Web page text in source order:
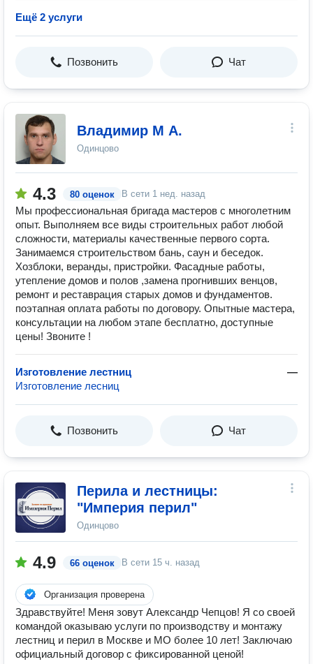
Ещё 2 услуги
Позвонить Чат
Владимир М А.
Одинцово
4.3 80 оценок В сети 1 нед. назад
Мы профессиональная бригада мастеров с многолетним
опыт. Выполняем все виды строительных работ любой
сложности, материалы качественные первого сорта.
Занимаемся строительством бань, саун и беседок.
Хозблоки, веранды, пристройки. Фасадные работы,
утепление домов и полов ,замена прогнивших венцов,
ремонт и реставрация старых домов и фундаментов.
поэтапная оплата работы по договору. Опытные мастера,
консультации на любом этапе бесплатно, доступные
цены! Звоните !
Изготовление лестниц
—
Изготовление лесниц
Позвонить Чат
Перила и лестницы:
"Империя перил"
Одинцово
4.9 66 оценок В сети 15 ч. назад
Организация проверена
Здравствуйте! Меня зовут Александр Чепцов! Я со своей
командой оказываю услуги по производству и монтажу
лестниц и перил в Москве и МО более 10 лет! Заключаю
официальный договор с фиксированной ценой!